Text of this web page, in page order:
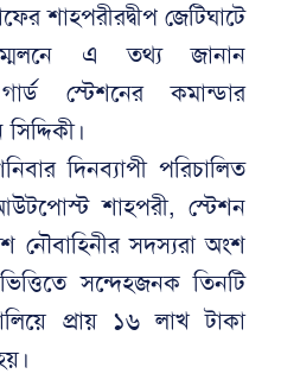
শাহপরীরদ্বীপ জেটিঘাটে
এ তথ্য জানান
স্টেশনের কমান্ডার
দিনব্যাপী পরিচালিত
শাহপরী, স্টেশন
নৌবাহিনীর সদস্যরা অংশ
সন্দেহজনক তিনটি
প্রায় ১৬ লাখ টাকা